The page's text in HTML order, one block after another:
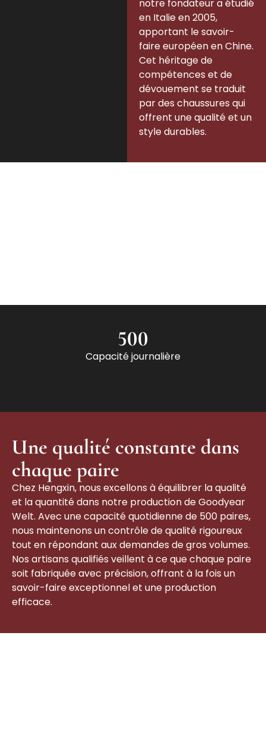
notre fondateur a étudié
en Italie en 2005,
apportant le savoir-
faire européen en Chine.
Cet héritage de
compétences et de
dévouement se traduit
par des chaussures qui
offrent une qualité et un
style durables.
500
Capacité journalière
Une qualité constante dans
chaque paire
Chez Hengxin, nous excellons à équilibrer la qualité
et la quantité dans notre production de Goodyear
Welt. Avec une capacité quotidienne de 500 paires,
nous maintenons un contrôle de qualité rigoureux
tout en répondant aux demandes de gros volumes.
Nos artisans qualifiés veillent à ce que chaque paire
soit fabriquée avec précision, offrant à la fois un
savoir-faire exceptionnel et une production
efficace.